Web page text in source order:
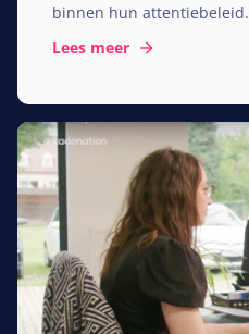
binnen hun attentiebeleid.
Lees meer